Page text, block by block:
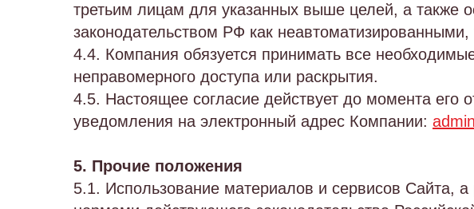
третьим лицам для указанных выше целей, а также
законодательством РФ как
4.4. Компания обязуется принимать все
неправомерного доступа или раскрытия.
4.5. Настоящее согласие действует до момента его
уведомления на электронный адрес Компании:
5. Прочие положения
5.1. Использование материалов и сервисов Сайта,